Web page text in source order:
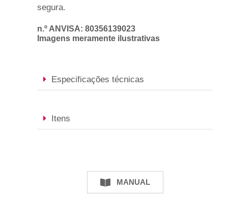
segura.
n.º ANVISA: 80356139023
Imagens meramente ilustrativas
Especificações técnicas
Itens
MANUAL